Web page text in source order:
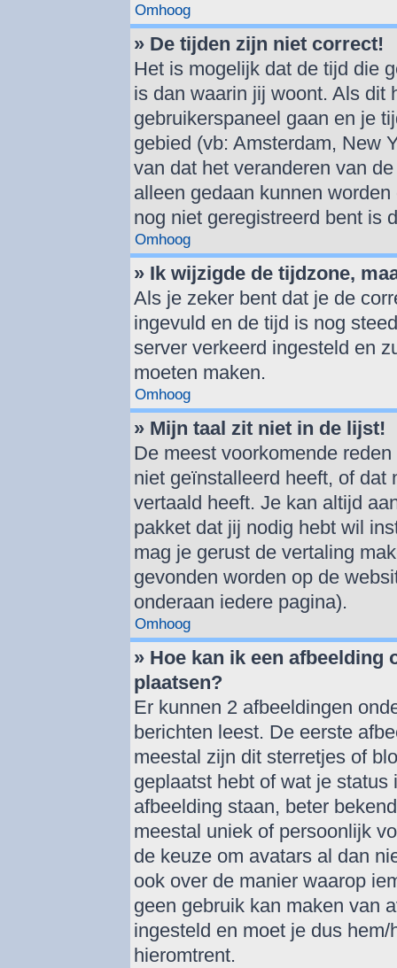
Omhoog
» De tijden zijn niet correct!
Het is mogelijk dat de tijd die
is dan waarin jij woont. Als dit
gebruikerspaneel gaan en je
gebied (vb: Amsterdam, New
van dat het veranderen van
alleen gedaan kunnen
nog niet geregistreerd bent is
Omhoog
» Ik wijzigde de tijdzone,
Als je zeker bent dat je de
ingevuld en de tijd is nog
server verkeerd ingesteld en
moeten maken.
Omhoog
» Mijn taal zit niet in de lijst!
De meest voorkomende
niet geïnstalleerd heeft, of dat
vertaald heeft. Je kan altijd
pakket dat jij nodig hebt wil
mag je gerust de vertaling
gevonden worden op de
onderaan iedere pagina).
Omhoog
» Hoe kan ik een
plaatsen?
Er kunnen 2 afbeeldingen
berichten leest. De eerste
meestal zijn dit sterretjes of
geplaatst hebt of wat je
afbeelding staan, beter
meestal uniek of persoonlijk
de keuze om avatars al dan
ook over de manier waarop
geen gebruik kan maken van
ingesteld en moet je dus
hieromtrent.